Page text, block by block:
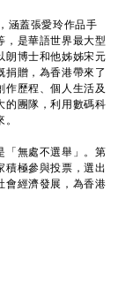
蓋張愛玲作品手
，是華語世界最大型
朗博士和他姊姊宋元
贈，為香港帶來了
作歷程、個人生活及
的團隊，利用數碼科
無處不選舉」。第
積極參與投票，選出
會經濟發展，為香港